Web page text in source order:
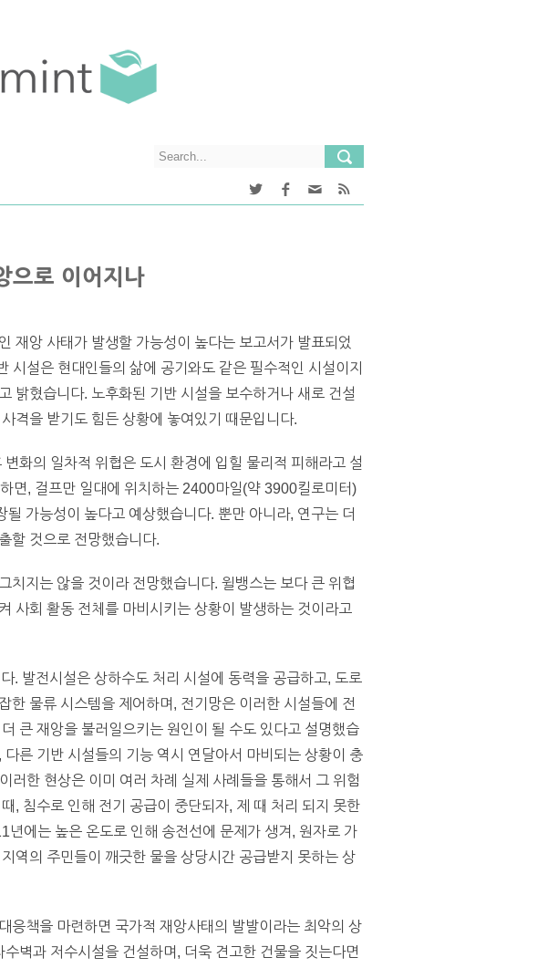
으로 이어지나
재앙 사태가 발생할 가능성이 높다는 보고서가 발표되었
설은 현대인들의 삶에 공기와도 같은 필수적인 시설이지
밝혔습니다. 노후화된 기반 시설을 보수하거나 새로 건설
격을 받기도 힘든 상황에 놓여있기 때문입니다.
화의 일차적 위협은 도시 환경에 입힐 물리적 피해라고 설
면, 걸프만 일대에 위치하는 2400마일(약 3900킬로미터)
가능성이 높다고 예상했습니다. 뿐만 아니라, 연구는 더
할 것으로 전망했습니다.
치지는 않을 것이라 전망했습니다. 윌뱅스는 보다 큰 위협
사회 활동 전체를 마비시키는 상황이 발생하는 것이라고
. 발전시설은 상하수도 처리 시설에 동력을 공급하고, 도로
한 물류 시스템을 제어하며, 전기망은 이러한 시설들에 전
큰 재앙을 불러일으키는 원인이 될 수도 있다고 설명했습
른 기반 시설들의 기능 역시 연달아서 마비되는 상황이 충
한 현상은 이미 여러 차례 실제 사례들을 통해서 그 위험
, 침수로 인해 전기 공급이 중단되자, 제 때 처리 되지 못한
에는 높은 온도로 인해 송전선에 문제가 생겨, 원자로 가
역의 주민들이 깨긋한 물을 상당시간 공급받지 못하는 상
응책을 마련하면 국가적 재앙사태의 발발이라는 최악의 상
벽과 저수시설을 건설하며, 더욱 견고한 건물을 짓는다면